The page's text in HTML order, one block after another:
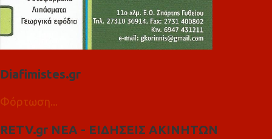
Diafimistes.gr
Φόρτωση...
RETV.gr ΝΕΑ - ΕΙΔΗΣΕΙΣ ΑΚΙΝΗΤΩΝ